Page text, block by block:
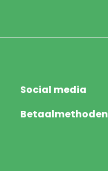
Social media
Betaalmethoden